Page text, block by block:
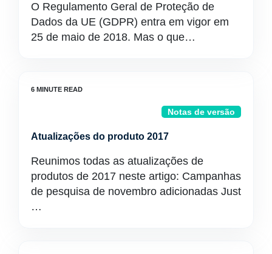
O Regulamento Geral de Proteção de
Dados da UE (GDPR) entra em vigor em
25 de maio de 2018. Mas o que…
Notas de versão
Atualizações do produto 2017
Reunimos todas as atualizações de
produtos de 2017 neste artigo: Campanhas
de pesquisa de novembro adicionadas Just
…